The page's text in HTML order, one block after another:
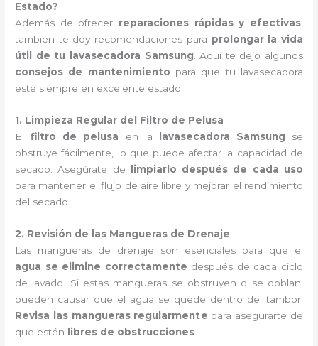
Estado?
Además de ofrecer reparaciones rápidas y efectivas,
también te doy recomendaciones para prolongar la vida
útil de tu lavasecadora Samsung . Aquí te dejo algunos
consejos de mantenimiento para que tu lavasecadora
esté siempre en excelente estado:
1. Limpieza Regular del Filtro de Pelusa
Elfiltro de pelusa en la lavasecadora Samsung se
obstruye fácilmente, lo que puede afectar la capacidad de
secado. Asegúrate de
limpiarlo después de cada uso
para mantener el flujo de aire libre y mejorar el rendimiento
del secado.
2. Revisión de las Mangueras de Drenaje
Las mangueras de drenaje son esenciales para que el
agua se elimine correctamente después de cada ciclo
de lavado. Si estas mangueras se obstruyen o se doblan,
pueden causar que el agua se quede dentro del tambor.
Revisa las mangueras regularmente para asegurarte de
que estén
libres de obstrucciones